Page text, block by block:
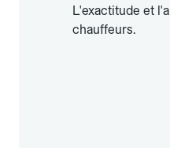
L'exactitude et
chauffeurs.